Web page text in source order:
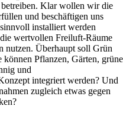
Klar wollen wir die
und beschäftigen uns
installiert werden
wertvollen Freiluft-Räume
nutzen. Überhaupt soll Grün
Pflanzen, Gärten, grüne
und
integriert werden? Und
zugleich etwas gegen